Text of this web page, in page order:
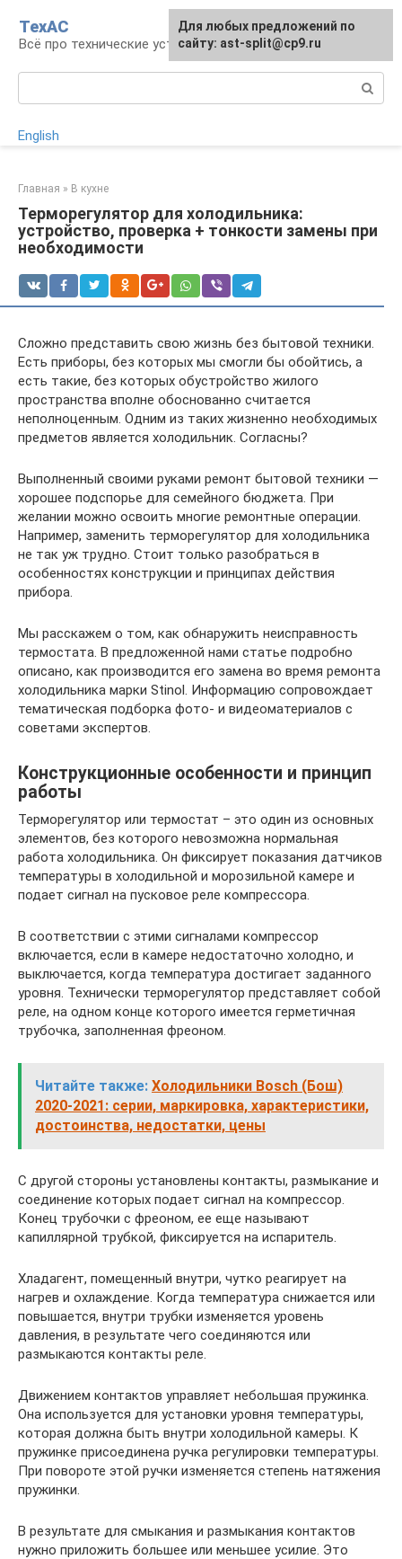
контенту
ТехАС
Всё про технические устройства
English
Главная » В кухне
Терморегулятор для холодильника:
устройство, проверка + тонкости замены при
необходимости
Сложно представить свою жизнь без бытовой техники.
Есть приборы, без которых мы смогли бы обойтись, а
есть такие, без которых обустройство жилого
пространства вполне обоснованно считается
неполноценным. Одним из таких жизненно необходимых
предметов является холодильник. Согласны?
Выполненный своими руками ремонт бытовой техники —
хорошее подспорье для семейного бюджета. При
желании можно освоить многие ремонтные операции.
Например, заменить терморегулятор для холодильника
не так уж трудно. Стоит только разобраться в
особенностях конструкции и принципах действия
прибора.
Мы расскажем о том, как обнаружить неисправность
термостата. В предложенной нами статье подробно
описано, как производится его замена во время ремонта
холодильника марки Stinol. Информацию сопровождает
тематическая подборка фото- и видеоматериалов с
советами экспертов.
Конструкционные особенности и принцип
работы
Терморегулятор или термостат – это один из основных
элементов, без которого невозможна нормальная
работа холодильника. Он фиксирует показания датчиков
температуры в холодильной и морозильной камере и
подает сигнал на пусковое реле компрессора.
В соответствии с этими сигналами компрессор
включается, если в камере недостаточно холодно, и
выключается, когда температура достигает заданного
уровня. Технически терморегулятор представляет собой
реле, на одном конце которого имеется герметичная
трубочка, заполненная фреоном.
Читайте также: Холодильники Bosch (Бош)
2020-2021: серии, маркировка, характеристики,
достоинства, недостатки, цены
С другой стороны установлены контакты, размыкание и
соединение которых подает сигнал на компрессор.
Конец трубочки с фреоном, ее еще называют
капиллярной трубкой, фиксируется на испаритель.
Хладагент, помещенный внутри, чутко реагирует на
нагрев и охлаждение. Когда температура снижается или
повышается, внутри трубки изменяется уровень
давления, в результате чего соединяются или
размыкаются контакты реле.
Движением контактов управляет небольшая пружинка.
Она используется для установки уровня температуры,
которая должна быть внутри холодильной камеры. К
пружинке присоединена ручка регулировки температуры.
При повороте этой ручки изменяется степень натяжения
пружинки.
В результате для смыкания и размыкания контактов
нужно приложить большее или меньшее усилие. Это
Для любых предложений по
сайту: ast-split@cp9.ru